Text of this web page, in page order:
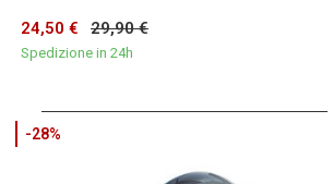
24,50 € 29,90 €
Spedizione in 24h
-28%